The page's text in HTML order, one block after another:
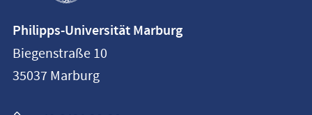
Philipps-
Universität
Marburg
Philipps-Universität Marburg
Biegenstraße 10
35037 Marburg